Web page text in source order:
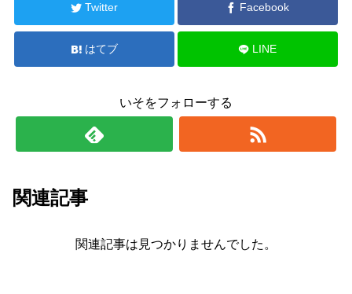
Twitter Facebook
はてブ LINE
いそをフォローする
関連記事
関連記事は見つかりませんでした。